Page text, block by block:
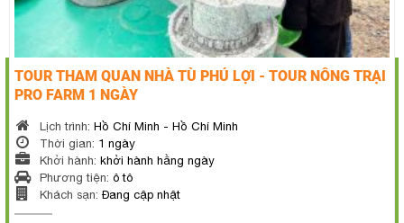
TOUR THAM QUAN NHÀ TÙ PHÚ LỢI - TOUR NÔNG TRẠI
PRO FARM 1 NGÀY
Lịch trình: Hồ Chí Minh - Hồ Chí Minh
Thời gian: 1 ngày
Khởi hành: khởi hành hằng ngày
Phương tiện: ô tô
Khách sạn: Đang cập nhật